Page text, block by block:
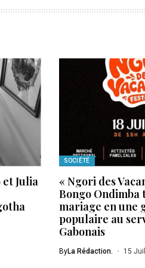
Julia
SOCIÉTÉ
« Ngori des
Bongo Ondimba
mariage en une
populaire au
Gabonais
ByLa Rédaction. 15